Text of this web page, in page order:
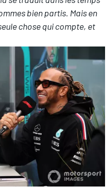
bien partis. Mais en
chose qui compte, et